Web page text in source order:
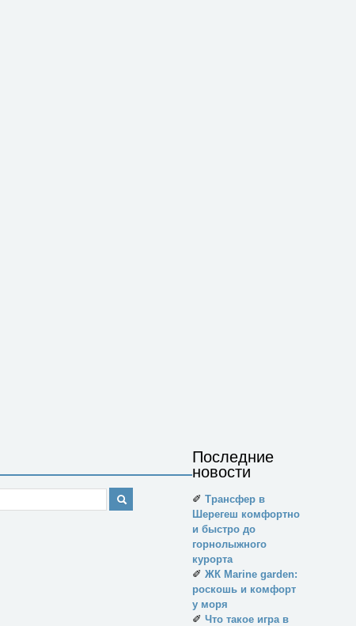
Последние
новости
✐ Трансфер в
Шерегеш комфортно
и быстро до
горнолыжного
курорта
✐ ЖК Marine garden:
роскошь и комфорт
у моря
✐ Что такое игра в